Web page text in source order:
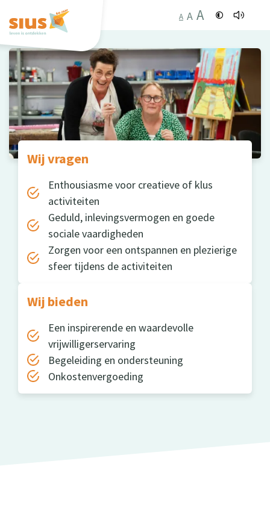
A A A
Wij vragen
Enthousiasme voor creatieve of klus
activiteiten
Geduld, inlevingsvermogen en goede
sociale vaardigheden
Zorgen voor een ontspannen en plezierige
sfeer tijdens de activiteiten
Wij bieden
Een inspirerende en waardevolle
vrijwilligerservaring
Begeleiding en ondersteuning
Onkostenvergoeding